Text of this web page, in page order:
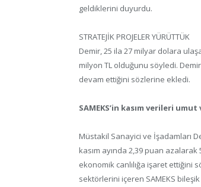
geldiklerini duyurdu.
STRATEJİK PROJELER YÜRÜTTÜK
Demir, 25 ila 27 milyar dolara
milyon TL olduğunu söyledi.
devam ettiğini sözlerine ekledi.
SAMEKS’in kasım verileri umut
Müstakil Sanayici ve İşadamları
kasım ayında 2,39 puan
ekonomik canlılığa işaret ettiğini
sektörlerini içeren SAMEKS